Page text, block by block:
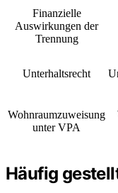
Finanzielle
Auswirkungen der
Trennung
Unterhaltsrecht
Wohnraumzuweisung
unter VPA
Häufig